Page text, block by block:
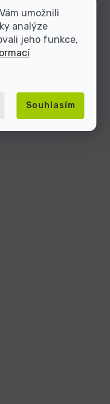
umožnili
analýze
jeho funkce,
Souhlasím